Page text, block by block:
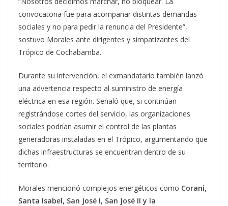
convocatoria fue para acompañar distintas demandas
sociales y no para pedir la renuncia del Presidente”,
sostuvo Morales ante dirigentes y simpatizantes del
Trópico de Cochabamba.
Durante su intervención, el exmandatario también lanzó
una advertencia respecto al suministro de energía
eléctrica en esa región. Señaló que, si continúan
registrándose cortes del servicio, las organizaciones
sociales podrían asumir el control de las plantas
generadoras instaladas en el Trópico, argumentando que
dichas infraestructuras se encuentran dentro de su
territorio.
Morales mencionó complejos energéticos como Corani,
Santa Isabel, San José I, San José II y la